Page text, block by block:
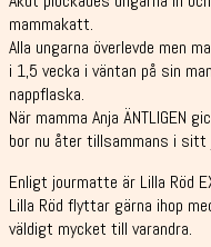
mammakatt.
Alla ungarna överlevde men
i 1,5 vecka i väntan på sin
nappflaska.
När mamma Anja ÄNTLIGEN
bor nu åter tillsammans i sitt
Enligt jourmatte är Lilla Röd
Lilla Röd flyttar gärna ihop
väldigt mycket till varandra.